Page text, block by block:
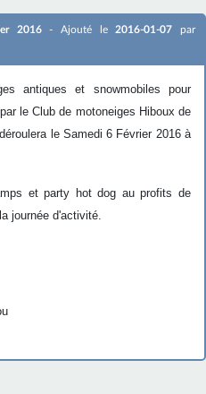
2016- Ajouté le2016-01-07 par
antiques et snowmobiles pour
le Club de motoneiges Hiboux de
le Samedi 6 Février 2016à
et party hot dog au profits de
journée d'activité.